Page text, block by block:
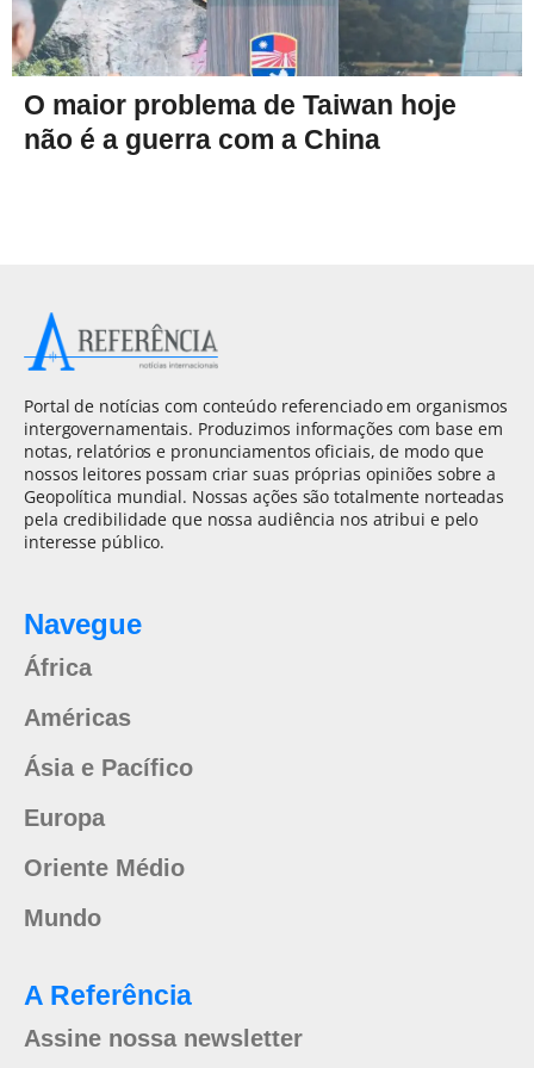
O maior problema de Taiwan hoje
não é a guerra com a China
Portal de notícias com conteúdo referenciado em organismos
intergovernamentais. Produzimos informações com base em
notas, relatórios e pronunciamentos oficiais, de modo que
nossos leitores possam criar suas próprias opiniões sobre a
Geopolítica mundial. Nossas ações são totalmente norteadas
pela credibilidade que nossa audiência nos atribui e pelo
interesse público.
Navegue
África
Américas
Ásia e Pacífico
Europa
Oriente Médio
Mundo
A Referência
Assine nossa newsletter